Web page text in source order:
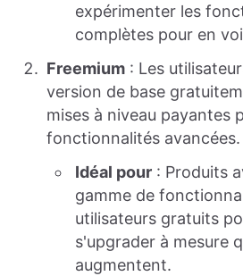
expérimenter les
complètes pour en
Freemium : Les
version de base
mises à niveau payantes
fonctionnalités avancées.
Idéal pour : Produits
gamme de
utilisateurs gratuits
s'upgrader à mesure
augmentent.